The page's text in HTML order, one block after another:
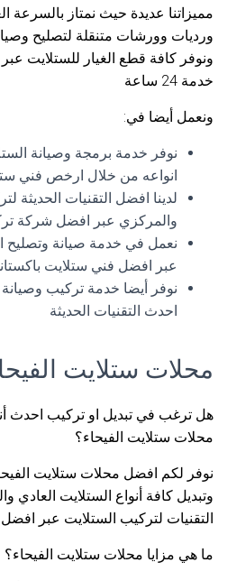
مميزاتنا عديدة حيث نمتاز بالسرعة
ورديات وورشات متنقلة لتصليح
ونوفر كافة قطع الغيار للستلايت
خدمة 24 ساعة
ونعمل أيضا في:
نوفر خدمة برمجة وصيانة
انواعه من خلال ارخص فني
لدينا افضل التقنيات الحديثة
والمركزي عبر افضل شركة
نعمل في خدمة صيانة وتصليح
عبر افضل فني ستلايت
نوفر أيضا خدمة تركيب
احدث التقنيات الحديثة
محلات ستلايت
هل ترغب في تبديل او تركيب احدث
محلات ستلايت الفيحاء؟
نوفر لكم افضل محلات ستلايت
وتبديل كافة أنواع الستلايت
التقنيات لتركيب الستلايت عبر
ما هي مزايا محلات ستلايت الفيحاء؟